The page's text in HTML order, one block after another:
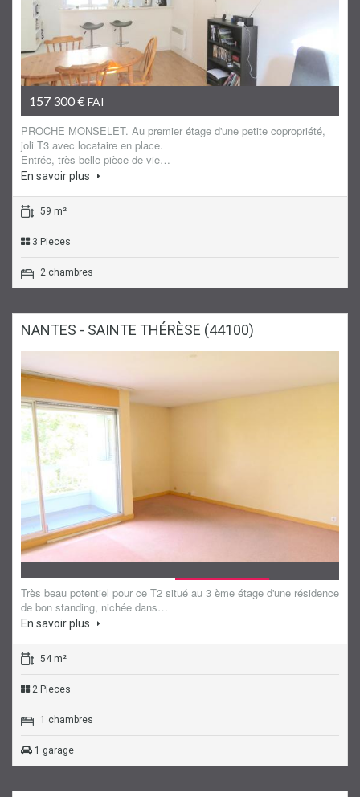
157 300 €FAI
PROCHE MONSELET. Au premier étage d'une petite copropriété,
joli T3 avec locataire en place.
Entrée, très belle pièce de vie…
En savoir plus
59 m²
3 Pieces
2 chambres
NANTES - SAINTE THÉRÈSE (44100)
Très beau potentiel pour ce T2 situé au 3 ème étage d'une résidence
de bon standing, nichée dans…
En savoir plus
54 m²
2 Pieces
1 chambres
1 garage